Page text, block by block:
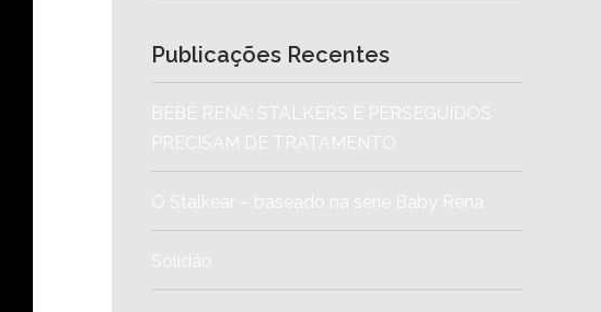
Publicações Recentes
BEBÊ RENA: STALKERS E PERSEGUIDOS
PRECISAM DE TRATAMENTO
O Stalkear – baseado na série Baby Rena
Solidão